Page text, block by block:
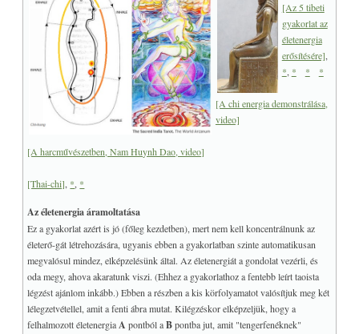
[Az 5 tibeti
gyakorlat az
életenergia
erősítésére]
* * * *
[A chi energia demonstrálása,
video]
[A harcművészetben, Nam Huynh Dao, video]
[Thai-chi] * *
Az életenergia áramoltatása
Ez a gyakorlat azért is jó (főleg kezdetben), mert nem kell koncentrálnunk az
életerő-gát létrehozására, ugyanis ebben a gyakorlatban szinte automatikusan
megvalósul mindez, elképzelésünk által. Az életenergiát a gondolat vezérli, és
oda megy, ahova akaratunk viszi. (Ehhez a gyakorlathoz a fentebb leírt taoista
légzést ajánlom inkább.) Ebben a részben a kis körfolyamatot valósítjuk meg két
lélegzetvétellel, amit a fenti ábra mutat. Kilégzéskor elképzeljük, hogy a
felhalmozott életenergia A pontból aBpontba jut, amit "tengerfenéknek"